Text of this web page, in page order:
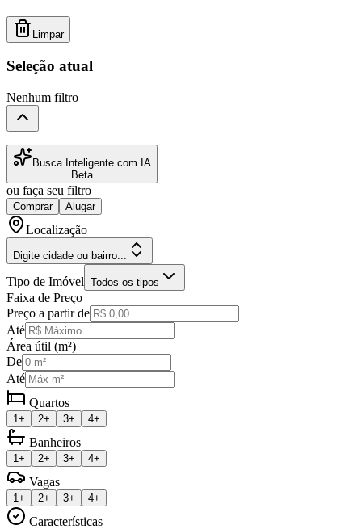
Limpar
Seleção atual
Nenhum filtro
Busca Inteligente com IA
Beta
ou faça seu filtro
Comprar Alugar
Localização
Digite cidade ou bairro...
Tipo de Imóvel Todos os tipos
Faixa de Preço
Preço a partir de
Até
Área útil (m²)
De
Até
Quartos
1+ 2+ 3+ 4+
Banheiros
1+ 2+ 3+ 4+
Vagas
1+ 2+ 3+ 4+
Características